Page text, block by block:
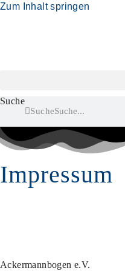
Zum Inhalt springen
Suche
Suche
Impressum
Ackermannbogen e.V.